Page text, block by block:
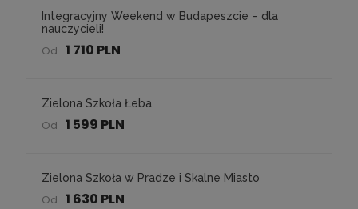
Integracyjny Weekend w Budapeszcie – dla
nauczycieli!
Od 1 710 PLN
Zielona Szkoła Łeba
Od 1 599 PLN
Zielona Szkoła w Pradze i Skalne Miasto
Od 1 630 PLN